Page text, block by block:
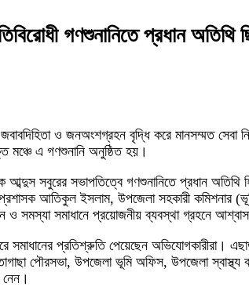
গণশুনানিতে প্রধান
ও জনঅংশগ্রহন বৃদ্ধি করে মানসম্মত সেবা
এ গণশুনানি অনুষ্ঠিত হয়।
আব্দুস সবুরের সভাপতিত্বে গণশুনানিতে প্রধান
আতিকুল ইসলাম, উপজেলা সহকারী কমিশনার
ও সমস্যা সমাধানে প্রয়োজনীয় ব্যবস্থা গ্রহনে
প্রতিশ্রুতি পেয়েছেন অভিযোগকারীরা।
পৌরসভা, উপজেলা ভূমি অফিস, উপজেলা